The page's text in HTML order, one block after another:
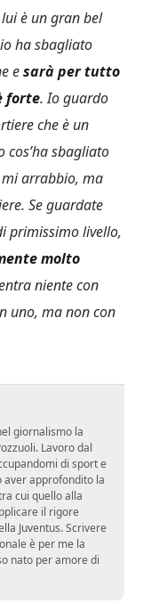
è un gran bel
ha sbagliato
esarà per tutto
forte. Io guardo
che è un
sbagliato
arrabbio, ma
Se guardate
primissimo livello,
molto
niente con
uno, ma non con
giornalismo la
Lavoro dal
di sport e
aver approfondito la
cui quello alla
il rigore
Juventus. Scrivere
è per me la
nato per amore di